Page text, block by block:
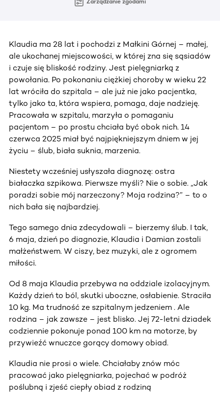
Zarządzanie zgodami
Klaudia ma 28 lat i pochodzi z Małkini Górnej – małej,
ale ukochanej miejscowości, w której zna się sąsiadów
i czuje się bliskość rodziny. Jest pielęgniarką z
powołania. Po pokonaniu ciężkiej choroby w wieku 22
lat wróciła do szpitala – ale już nie jako pacjentka,
tylko jako ta, która wspiera, pomaga, daje nadzieję.
Pracowała w szpitalu, marzyła o pomaganiu
pacjentom – po prostu chciała być obok nich. 14
czerwca 2025 miał być najpiękniejszym dniem w jej
życiu – ślub, biała suknia, marzenia.
Niestety wcześniej usłyszała diagnozę: ostra
białaczka szpikowa. Pierwsze myśli? Nie o sobie. „Jak
poradzi sobie mój narzeczony? Moja rodzina?” – to o
nich bała się najbardziej.
Tego samego dnia zdecydowali – bierzemy ślub. I tak,
6 maja, dzień po diagnozie, Klaudia i Damian zostali
małżeństwem. W ciszy, bez muzyki, ale z ogromem
miłości.
Od 8 maja Klaudia przebywa na oddziale izolacyjnym.
Każdy dzień to ból, skutki uboczne, osłabienie. Straciła
10 kg. Ma trudność ze szpitalnym jedzeniem . Ale
rodzina – jak zawsze – jest blisko. Jej 72-letni dziadek
codziennie pokonuje ponad 100 km na motorze, by
przywieźć wnuczce gorący domowy obiad.
Klaudia nie prosi o wiele. Chciałaby znów móc
pracować jako pielęgniarka, pojechać w podróż
poślubną i zjeść ciepły obiad z rodziną